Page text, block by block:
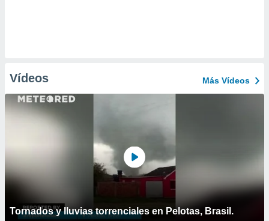
Vídeos Más Vídeos
Tornados y lluvias torrenciales en Pelotas, Brasil.